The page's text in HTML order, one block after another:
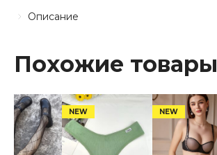
Описание
Похожие товары